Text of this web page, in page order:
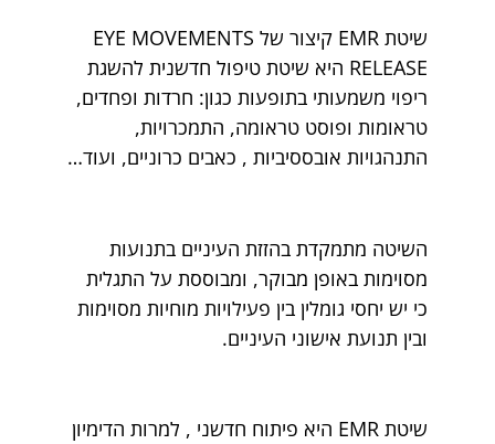
שיטת EMR קיצור של EYE MOVEMENTS
RELEASE היא שיטת טיפול חדשנית להשגת
ריפוי משמעותי בתופעות כגון: חרדות ופחדים,
טראומות ופוסט טראומה, התמכרויות,
התנהגויות אובססיביות , כאבים כרוניים, ועוד…
השיטה מתמקדת בהזזת העיניים בתנועות
מסוימות באופן מבוקר, ומבוססת על התגלית
כי יש יחסי גומלין בין פעילויות מוחיות מסוימות
ובין תנועת אישוני העיניים.
שיטת EMR היא פיתוח חדשני , למרות הדימיון